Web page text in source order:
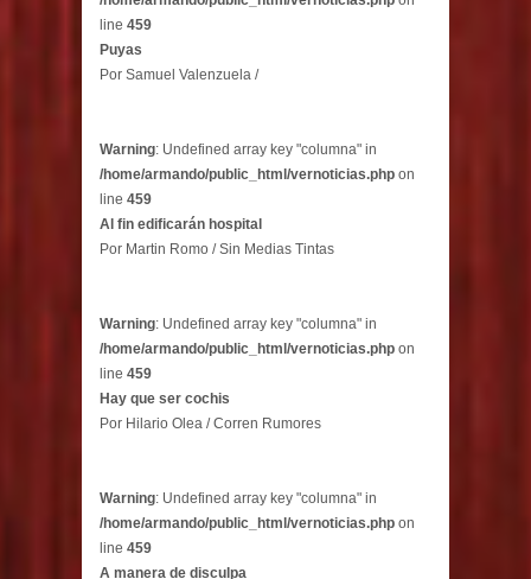
line 459
Puyas
Por Samuel Valenzuela /
Warning: Undefined array key "columna" in
/home/armando/public_html/vernoticias.php on
line 459
Al fin edificarán hospital
Por Martin Romo / Sin Medias Tintas
Warning: Undefined array key "columna" in
/home/armando/public_html/vernoticias.php on
line 459
Hay que ser cochis
Por Hilario Olea / Corren Rumores
Warning: Undefined array key "columna" in
/home/armando/public_html/vernoticias.php on
line 459
A manera de disculpa